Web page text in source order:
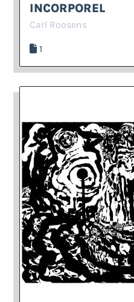
INCORPOREL
Carl Roosens
1